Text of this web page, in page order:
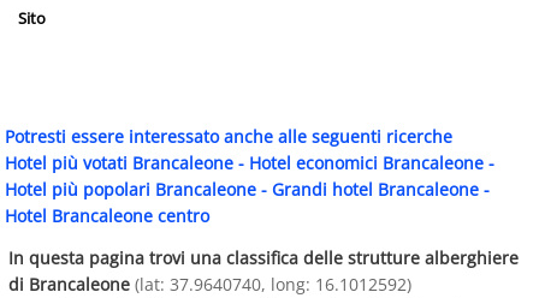
Sito
Potresti essere interessato anche alle seguenti ricerche
Hotel più votati Brancaleone - Hotel economici Brancaleone -
Hotel più popolari Brancaleone - Grandi hotel Brancaleone -
Hotel Brancaleone centro
In questa pagina trovi una classifica delle strutture alberghiere
di Brancaleone (lat: 37.9640740, long: 16.1012592)